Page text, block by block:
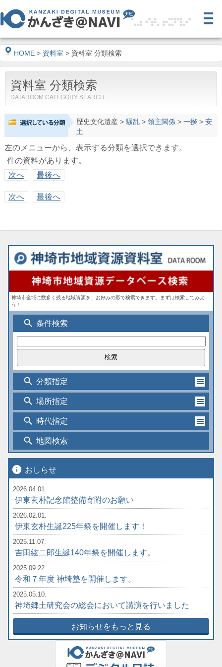
HOME > 資料室 > 資料室 分類検索
資料室 分類検索
DATAROOM CATEGORY SEARCH
歴史文化遺産>騒乱> 領主関係> 一揆> 安
土
左のメニューから、表示する分類を選択できます。
件の資料があります。
次へ
最後へ
次へ 最後へ
神埼市全域に数多く残る地域資源を、お好みの形で検索できます。まずは検索してみよ
う！
search 条件検索
search 分類指定
search 場所指定
search 時代指定
search 地図検索
info おしらせ
2026.04.01.
伊東玄朴記念館整備寄附のお願い
2026.02.01.
伊東玄朴生誕225年祭を開催します！
2025.11.07.
吉田絃二郎生誕140年祭を開催します。
2025.09.22.
令和７年度 神埼塾を開催します。
2025.05.10.
神埼郷土研究会の総会において講演を行いました
お知らせをもっと見る